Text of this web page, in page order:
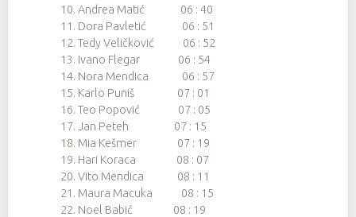
10. Andrea Matić 06 : 40
11. Dora Pavletić 06 : 51
12. Tedy Veličković 06 : 52
13. Ivano Flegar 06 : 54
14. Nora Mendica 06 : 57
15. Karlo Puniš 07 : 01
16. Teo Popović 07 : 05
17. Jan Peteh 07 : 15
18. Mia Kešmer 07 : 19
19. Hari Koraca 08 : 07
20. Vito Mendica 08 : 11
21. Maura Macuka 08 : 15
22. Noel Babić 08 : 19